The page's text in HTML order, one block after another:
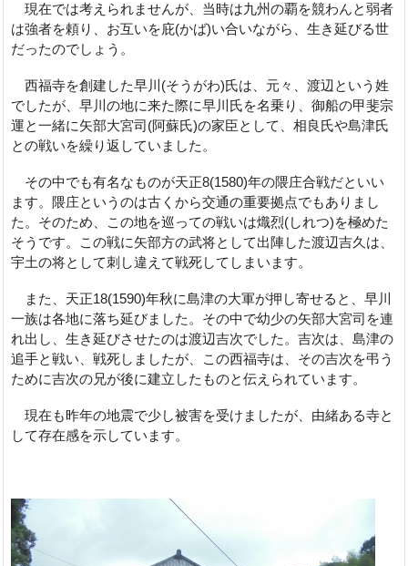
現在では考えられませんが、当時は九州の覇を競わんと弱者
は強者を頼り、お互いを庇(かば)い合いながら、生き延びる世
だったのでしょう。
西福寺を創建した早川(そうがわ)氏は、元々、渡辺という姓
でしたが、早川の地に来た際に早川氏を名乗り、御船の甲斐宗
運と一緒に矢部大宮司(阿蘇氏)の家臣として、相良氏や島津氏
との戦いを繰り返していました。
その中でも有名なものが天正8(1580)年の隈庄合戦だといい
ます。隈庄というのは古くから交通の重要拠点でもありまし
た。そのため、この地を巡っての戦いは熾烈(しれつ)を極めた
そうです。この戦に矢部方の武将として出陣した渡辺吉久は、
宇土の将として刺し違えて戦死してしまいます。
また、天正18(1590)年秋に島津の大軍が押し寄せると、早川
一族は各地に落ち延びました。その中で幼少の矢部大宮司を連
れ出し、生き延びさせたのは渡辺吉次でした。吉次は、島津の
追手と戦い、戦死しましたが、この西福寺は、その吉次を弔う
ために吉次の兄が後に建立したものと伝えられています。
現在も昨年の地震で少し被害を受けましたが、由緒ある寺と
して存在感を示しています。